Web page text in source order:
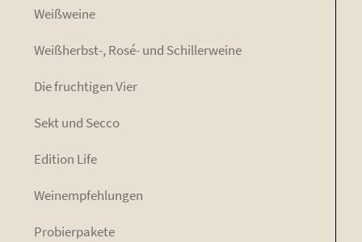
Weiß­wei­ne
Weiß­herbst-, Rosé- und Schillerweine
Die fruch­ti­gen Vier
Sekt und Secco
Edi­ti­on Life
Wein­emp­feh­lun­gen
Pro­bier­pa­ke­te